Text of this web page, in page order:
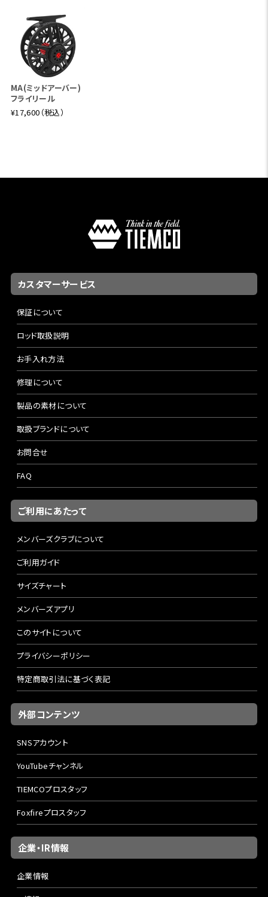
MA(ミッドアーバー)
フライリール
¥17,600（税込）
カスタマーサービス
保証について
ロッド取扱説明
お手入れ方法
修理について
製品の素材について
取扱ブランドについて
お問合せ
FAQ
ご利用にあたって
メンバーズクラブについて
ご利用ガイド
サイズチャート
メンバーズアプリ
このサイトについて
プライバシーポリシー
特定商取引法に基づく表記
外部コンテンツ
SNSアカウント
YouTubeチャンネル
TIEMCOプロスタッフ
Foxfireプロスタッフ
企業・IR情報
企業情報